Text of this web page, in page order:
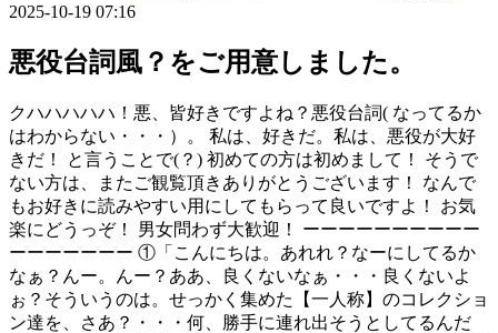
2025-10-19 07:16
悪役台詞風？をご用意しました。
クハハハハハ！悪、皆好きですよね？悪役台詞( なってるか
はわからない・・・）。 私は、好きだ。私は、悪役が大好
きだ！ と言うことで(？) 初めての方は初めまして！ そうで
ない方は、またご観覧頂きありがとうございます！ なんで
もお好きに読みやすい用にしてもらって良いですよ！ お気
楽にどうっぞ！ 男女問わず大歓迎！ ーーーーーーーーーー
ーーーーーーー ①「こんにちは。あれれ？なーにしてるか
なぁ？んー。んー？ああ、良くないなぁ・・・良くないよ
ぉ？そういうのは。せっかく集めた【一人称】のコレクショ
ン達を、さあ？・・・何、勝手に連れ出そうとしてるんだ